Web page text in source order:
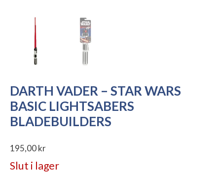
DARTH VADER – STAR WARS
BASIC LIGHTSABERS
BLADEBUILDERS
195,00kr
Slut i lager